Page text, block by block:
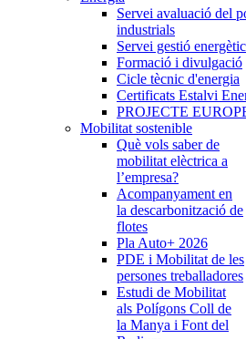
Servei avaluació del
industrials
Servei gestió
Formació i divulgació
Cicle tècnic d'energia
Certificats Estalvi
PROJECTE
Mobilitat sostenible
Què vols saber de
mobilitat elèctrica a
l’empresa?
Acompanyament en
la descarbonització de
flotes
Pla Auto+ 2026
PDE i Mobilitat de les
persones treballadores
Estudi de Mobilitat
als Polígons Coll de
la Manya i Font del